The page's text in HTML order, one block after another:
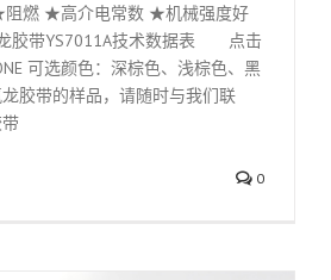
阻燃 ★高介电常数 ★机械强度好
胶带YS7011A技术数据表 点击
可选颜色：深棕色、浅棕色、黑
胶带的样品，请随时与我们联
0